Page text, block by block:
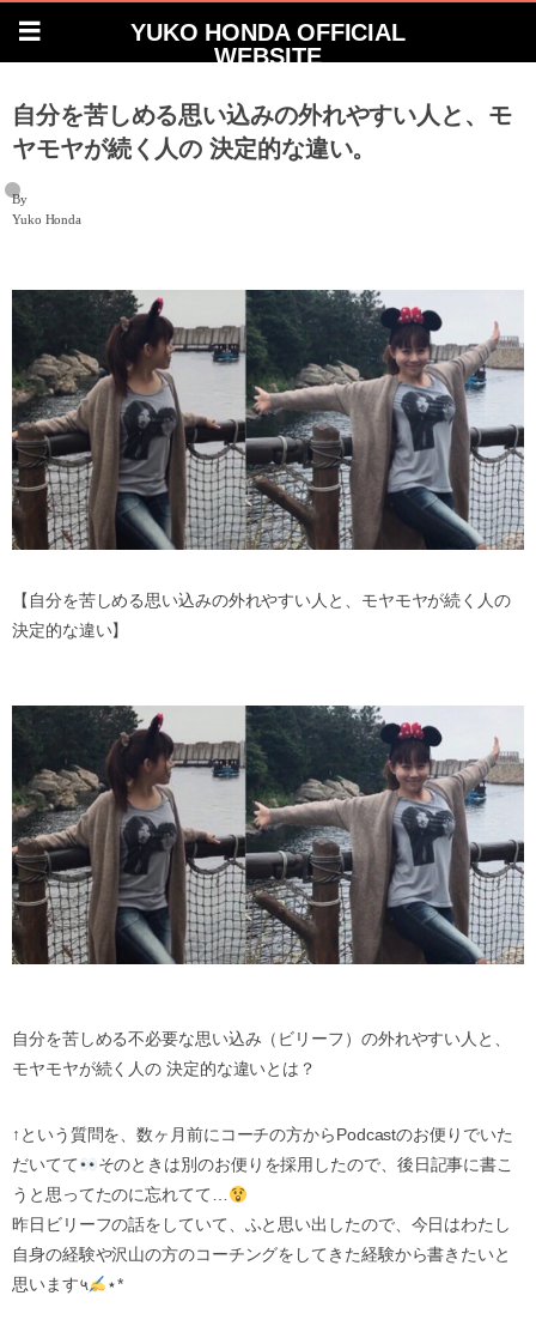
YUKO HONDA OFFICIAL
WEBSITE
自分を苦しめる思い込みの外れやすい人と、モ
ヤモヤが続く人の 決定的な違い。
By
Yuko Honda
【自分を苦しめる思い込みの外れやすい人と、モヤモヤが続く人の
決定的な違い】
自分を苦しめる不必要な思い込み（ビリーフ）の外れやすい人と、
モヤモヤが続く人の 決定的な違いとは？
↑という質問を、数ヶ月前にコーチの方からPodcastのお便りでいた
だいてて
そのときは別のお便りを採用したので、後日記事に書こ
うと思ってたのに忘れてて…
昨日ビリーフの話をしていて、ふと思い出したので、今日はわたし
自身の経験や沢山の方のコーチングをしてきた経験から書きたいと
思います५
⋆*